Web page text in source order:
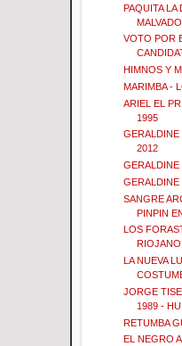
PAQUITA
VOTO POR
HIMNOS Y
MARIMBA -
ARIEL EL
1995
GERALDINE
2012
GERALDINE
SANGRE
PINPIN
LOS
RIOJANO
LA NUEVA
JORGE
1989 -
RETUMBA
EL NEGRO